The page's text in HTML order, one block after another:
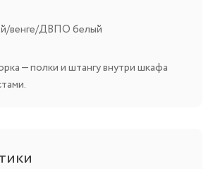
венге/ДВПО белый
— полки и штангу внутри шкафа